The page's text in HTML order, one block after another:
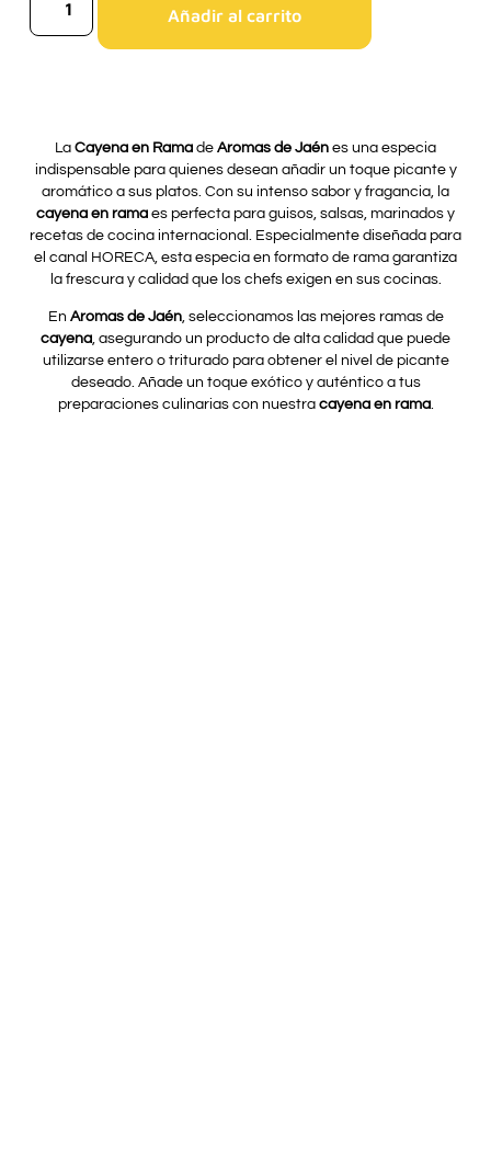
Añadir al carrito
La Cayena en Rama de Aromas de Jaén es una especia
indispensable para quienes desean añadir un toque picante y
aromático a sus platos. Con su intenso sabor y fragancia, la
cayena en rama es perfecta para guisos, salsas, marinados y
recetas de cocina internacional. Especialmente diseñada para
el canal HORECA, esta especia en formato de rama garantiza
la frescura y calidad que los chefs exigen en sus cocinas.
En Aromas de Jaén, seleccionamos las mejores ramas de
cayena, asegurando un producto de alta calidad que puede
utilizarse entero o triturado para obtener el nivel de picante
deseado. Añade un toque exótico y auténtico a tus
preparaciones culinarias con nuestra cayena en rama.